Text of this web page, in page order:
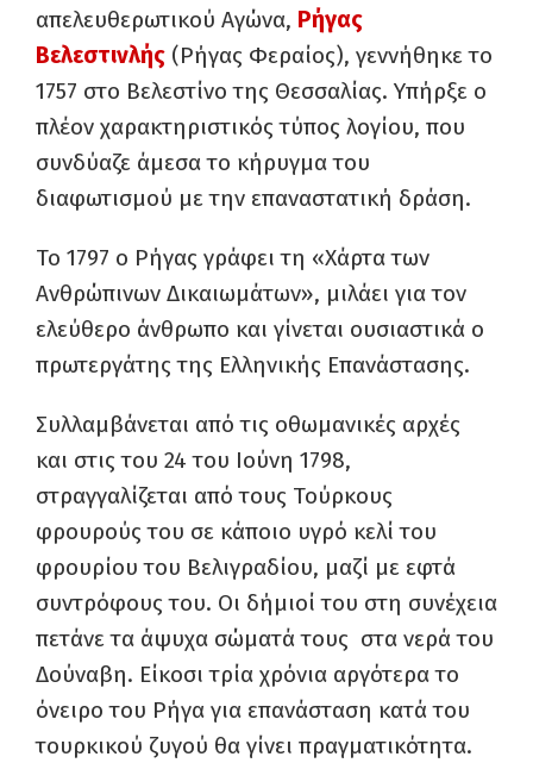
απελευθερωτικού Αγώνα, Ρήγας
Βελεστινλής (Ρήγας Φεραίος), γεννήθηκε το
1757 στο Βελεστίνο της Θεσσαλίας. Υπήρξε ο
πλέον χαρακτηριστικός τύπος λογίου, που
συνδύαζε άμεσα το κήρυγμα του
διαφωτισμού με την επαναστατική δράση.
Το 1797 ο Ρήγας γράφει τη «Χάρτα των
Ανθρώπινων Δικαιωμάτων», μιλάει για τον
ελεύθερο άνθρωπο και γίνεται ουσιαστικά ο
πρωτεργάτης της Ελληνικής Επανάστασης.
Συλλαμβάνεται από τις οθωμανικές αρχές
και στις του 24 του Ιούνη 1798,
στραγγαλίζεται από τους Τούρκους
φρουρούς του σε κάποιο υγρό κελί του
φρουρίου του Βελιγραδίου, μαζί με εφτά
συντρόφους του. Οι δήμιοί του στη συνέχεια
πετάνε τα άψυχα σώματά τους στα νερά του
Δούναβη. Είκοσι τρία χρόνια αργότερα το
όνειρο του Ρήγα για επανάσταση κατά του
τουρκικού ζυγού θα γίνει πραγματικότητα.